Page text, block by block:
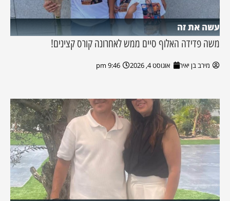
עשה את זה
משה פדידה האלוף סיים ממש לאחרונה קורס קצינים!
מירב בן יאיר אוגוסט 4, 2026 9:46 pm